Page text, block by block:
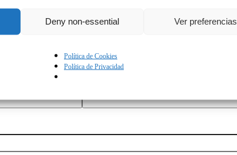
Deny non-essential Ver preferencias
Política de Cookies
Política de Privacidad